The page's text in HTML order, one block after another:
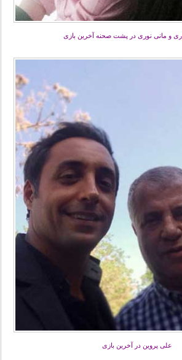
و مانی نوری در پشت صحنه آخرین بازی
علی پروین در آخرین بازی